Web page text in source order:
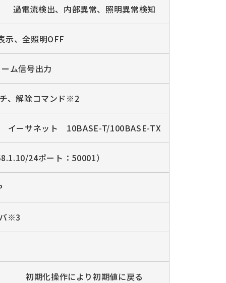
過電流検出、内部異常、照明異常検知
示、全照明OFF
ム信号出力
、解除コマンド※2
イーサネット 10BASE-T/100BASE-TX
24ポート：50001）
※3
初期化操作により初期値に戻る